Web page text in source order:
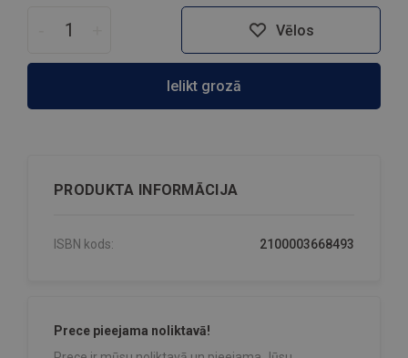
Vēlos
Ielikt grozā
PRODUKTA INFORMĀCIJA
ISBN kods: 2100003668493
Prece pieejama noliktavā!